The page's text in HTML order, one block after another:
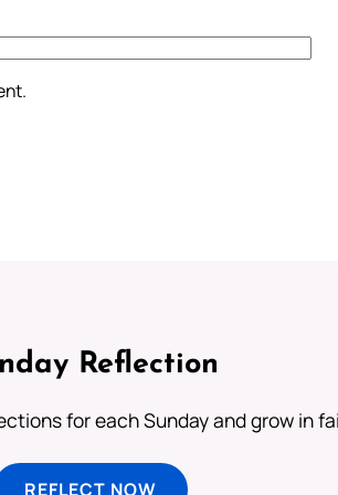
Reflection
for each Sunday and grow in
REFLECT NOW